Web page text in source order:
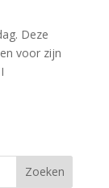
Deze
voor zijn